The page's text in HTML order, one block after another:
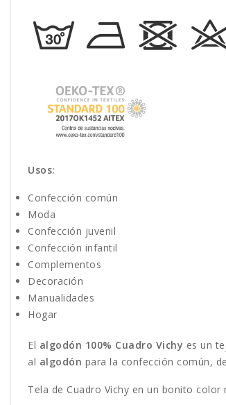
Usos:
Confección común
Moda
Confección juvenil
Confección infantil
Complementos
Decoración
Manualidades
Hogar
El algodón 100% Cuadro Vichy es un
al algodón para la confección común,
Tela de Cuadro Vichy en un bonito color